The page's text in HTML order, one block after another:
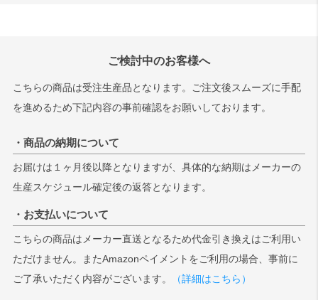
ご検討中のお客様へ
こちらの商品は受注生産品となります。ご注文後スムーズに手配
を進めるため下記内容の事前確認をお願いしております。
・商品の納期について
お届けは１ヶ月後以降となりますが、具体的な納期はメーカーの
生産スケジュール確定後の返答となります。
・お支払いについて
こちらの商品はメーカー直送となるため代金引き換えはご利用い
ただけません。またAmazonペイメントをご利用の場合、事前に
ご了承いただく内容がございます。
（詳細はこちら）